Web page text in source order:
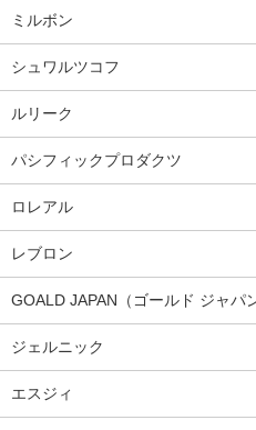
ミルボン
シュワルツコフ
ルリーク
パシフィックプロダクツ
ロレアル
レブロン
GOALD JAPAN（ゴールド ジャパ
ジェルニック
エスジィ